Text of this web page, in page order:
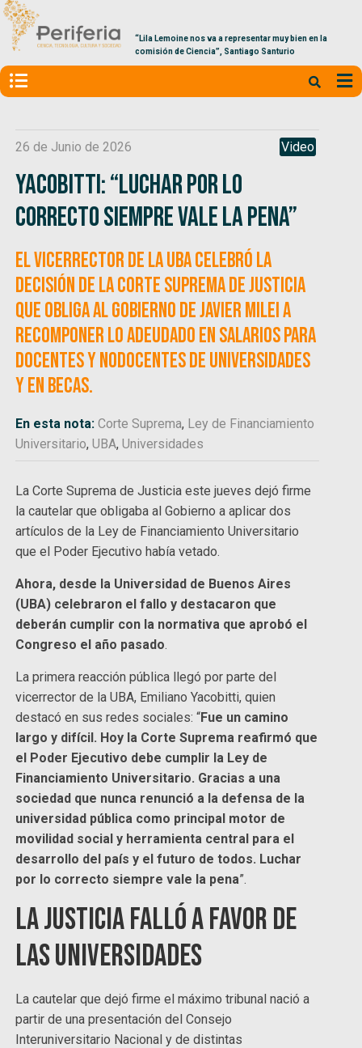
“Lila Lemoine nos va a representar muy bien en la
comisión de Ciencia”, Santiago Santurio
26 de Junio de 2026 Video
Yacobitti: “Luchar por lo
correcto siempre vale la pena”
El vicerrector de la UBA celebró la
decisión de la Corte Suprema de Justicia
que obliga al gobierno de Javier Milei a
recomponer lo adeudado en salarios para
docentes y nodocentes de universidades
y en becas.
En esta nota:Corte Suprema, Ley de Financiamiento
Universitario,UBA,Universidades
La Corte Suprema de Justicia este jueves dejó firme
la cautelar que obligaba al Gobierno a aplicar dos
artículos de la Ley de Financiamiento Universitario
que el Poder Ejecutivo había vetado.
Ahora, desde la Universidad de Buenos Aires
(UBA) celebraron el fallo y destacaron que
deberán cumplir con la normativa que aprobó el
Congreso el año pasado.
La primera reacción pública llegó por parte del
vicerrector de la UBA, Emiliano Yacobitti, quien
destacó en sus redes sociales: “Fue un camino
largo y difícil. Hoy la Corte Suprema reafirmó que
el Poder Ejecutivo debe cumplir la Ley de
Financiamiento Universitario. Gracias a una
sociedad que nunca renunció a la defensa de la
universidad pública como principal motor de
movilidad social y herramienta central para el
desarrollo del país y el futuro de todos. Luchar
por lo correcto siempre vale la pena”.
La Justicia falló a favor de
las universidades
La cautelar que dejó firme el máximo tribunal nació a
partir de una presentación del Consejo
Interuniversitario Nacional y de distintas